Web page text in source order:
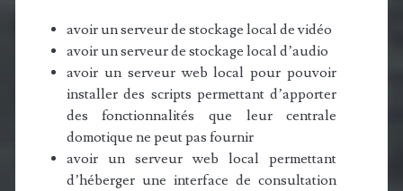
avoir un serveur de stockage local de vidéo
avoir un serveur de stockage local d’audio
avoir un serveur web local pour pouvoir
installer des scripts permettant d’apporter
des fonctionnalités que leur centrale
domotique ne peut pas fournir
avoir un serveur web local permettant
d’héberger une interface de consultation